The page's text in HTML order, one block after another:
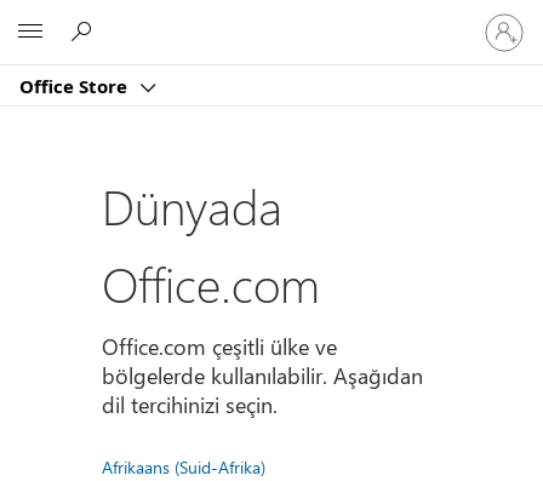
Office Store
oturum
açın
Dünyada
Office.com
Office.com çeşitli ülke ve
bölgelerde kullanılabilir. Aşağıdan
dil tercihinizi seçin.
Afrikaans (Suid-Afrika)